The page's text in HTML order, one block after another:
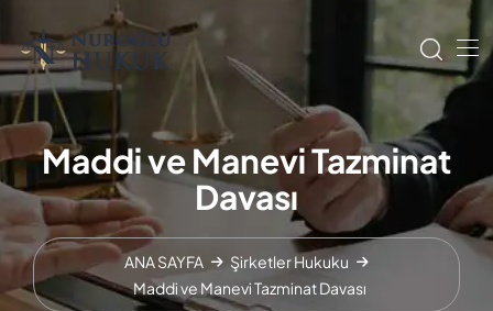
Maddi ve Manevi Tazminat
Davası
ANA SAYFA
Şirketler Hukuku
Maddi ve Manevi Tazminat Davası